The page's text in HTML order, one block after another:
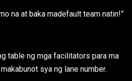
na at baka madefault team natin!”
table ng mga facilitators para ma
sya ng lane number.